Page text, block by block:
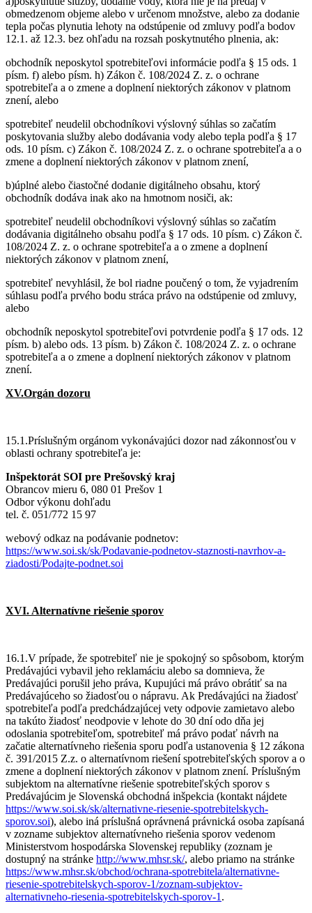
obmedzenom objeme alebo v určenom množstve, alebo za dodanie
tepla počas plynutia lehoty na odstúpenie od zmluvy podľa bodov
12.1. až 12.3. bez ohľadu na rozsah poskytnutého plnenia, ak:
obchodník neposkytol spotrebiteľovi informácie podľa § 15 ods. 1
písm. f) alebo písm. h) Zákon č. 108/2024 Z. z. o ochrane
spotrebiteľa a o zmene a doplnení niektorých zákonov v platnom
znení, alebo
spotrebiteľ neudelil obchodníkovi výslovný súhlas so začatím
poskytovania služby alebo dodávania vody alebo tepla podľa § 17
ods. 10 písm. c) Zákon č. 108/2024 Z. z. o ochrane spotrebiteľa a o
zmene a doplnení niektorých zákonov v platnom znení,
b)úplné alebo čiastočné dodanie digitálneho obsahu, ktorý
obchodník dodáva inak ako na hmotnom nosiči, ak:
spotrebiteľ neudelil obchodníkovi výslovný súhlas so začatím
dodávania digitálneho obsahu podľa § 17 ods. 10 písm. c) Zákon č.
108/2024 Z. z. o ochrane spotrebiteľa a o zmene a doplnení
niektorých zákonov v platnom znení,
spotrebiteľ nevyhlásil, že bol riadne poučený o tom, že vyjadrením
súhlasu podľa prvého bodu stráca právo na odstúpenie od zmluvy,
alebo
obchodník neposkytol spotrebiteľovi potvrdenie podľa § 17 ods. 12
písm. b) alebo ods. 13 písm. b) Zákon č. 108/2024 Z. z. o ochrane
spotrebiteľa a o zmene a doplnení niektorých zákonov v platnom
znení.
XV.Orgán dozoru
15.1.Príslušným orgánom vykonávajúci dozor nad zákonnosťou v
oblasti ochrany spotrebiteľa je:
Inšpektorát SOI pre Prešovský kraj
Obrancov mieru 6, 080 01 Prešov 1
Odbor výkonu dohľadu
tel. č. 051/772 15 97
webový odkaz na podávanie podnetov:
https://www.soi.sk/sk/Podavanie-podnetov-staznosti-navrhov-a-
ziadosti/Podajte-podnet.soi
XVI. Alternatívne riešenie sporov
16.1.V prípade, že spotrebiteľ nie je spokojný so spôsobom, ktorým
Predávajúci vybavil jeho reklamáciu alebo sa domnieva, že
Predávajúci porušil jeho práva, Kupujúci má právo obrátiť sa na
Predávajúceho so žiadosťou o nápravu. Ak Predávajúci na žiadosť
spotrebiteľa podľa predchádzajúcej vety odpovie zamietavo alebo
na takúto žiadosť neodpovie v lehote do 30 dní odo dňa jej
odoslania spotrebiteľom, spotrebiteľ má právo podať návrh na
začatie alternatívneho riešenia sporu podľa ustanovenia § 12 zákona
č. 391/2015 Z.z. o alternatívnom riešení spotrebiteľských sporov a o
zmene a doplnení niektorých zákonov v platnom znení. Príslušným
subjektom na alternatívne riešenie spotrebiteľských sporov s
Predávajúcim je Slovenská obchodná inšpekcia (kontakt nájdete
https://www.soi.sk/sk/alternativne-riesenie-spotrebitelskych-
sporov.soi), alebo iná príslušná oprávnená právnická osoba zapísaná
v zozname subjektov alternatívneho riešenia sporov vedenom
Ministerstvom hospodárska Slovenskej republiky (zoznam je
dostupný na stránke http://www.mhsr.sk/, alebo priamo na stránke
https://www.mhsr.sk/obchod/ochrana-spotrebitela/alternativne-
riesenie-spotrebitelskych-sporov-1/zoznam-subjektov-
alternativneho-riesenia-spotrebitelskych-sporov-1 .